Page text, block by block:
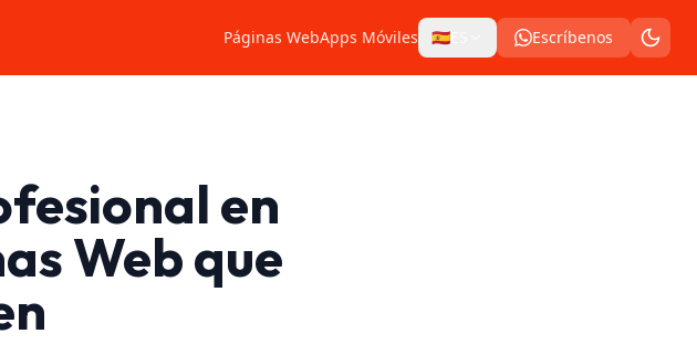
Páginas WebApps Móviles 🇪🇸 Escríbenos
en
Web que